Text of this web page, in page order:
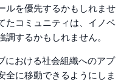
ルを優先するかもしれませ
たコミュニティは、イノベ
するかもしれません。
おける社会組織へのアプ
全に移動できるようにしま